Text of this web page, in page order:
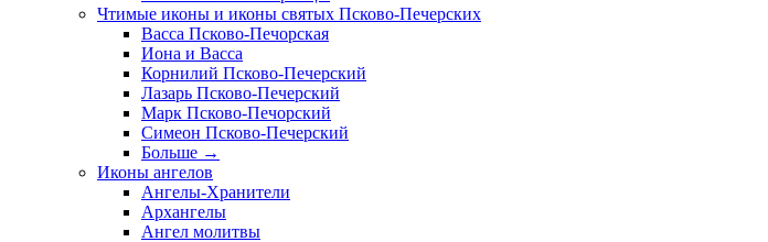
Чтимые иконы и иконы святых Псково-Печерских
Васса Псково-Печорская
Иона и Васса
Корнилий Псково-Печерский
Лазарь Псково-Печерский
Марк Псково-Печорский
Симеон Псково-Печерский
Больше →
Иконы ангелов
Ангелы-Хранители
Архангелы
Ангел молитвы